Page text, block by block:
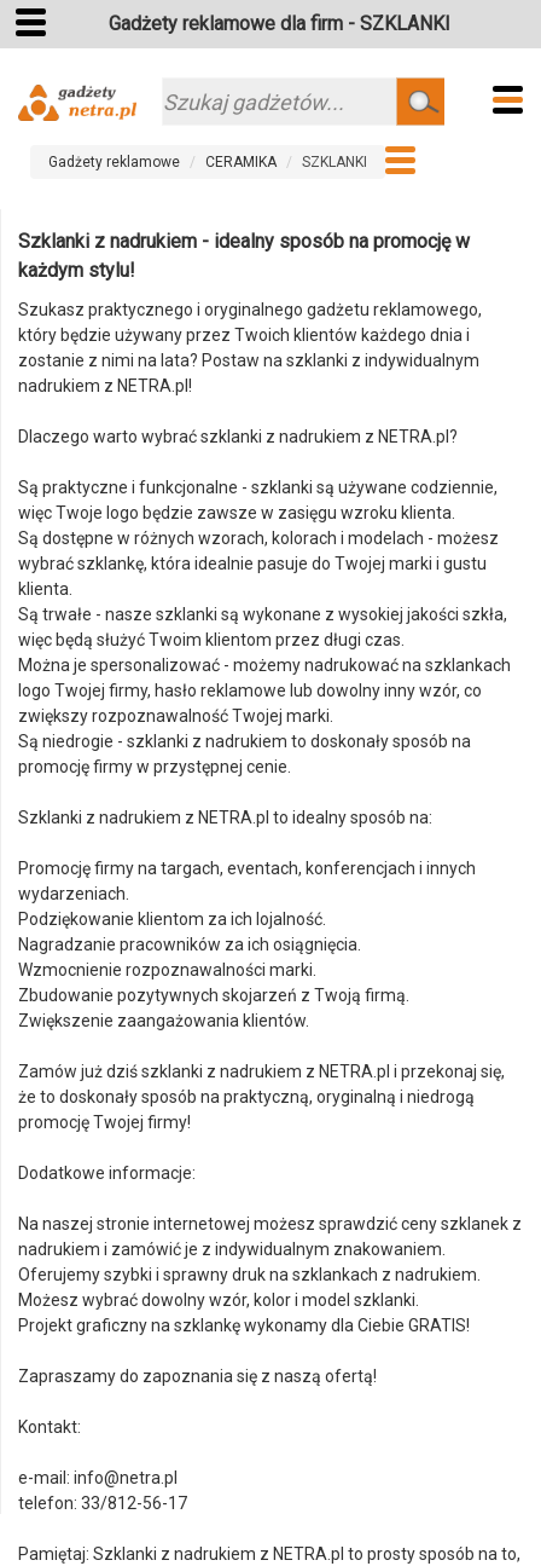
Gadżety reklamowe dla firm - SZKLANKI
Szukaj
Gadżety reklamowe CERAMIKA SZKLANKI
Szklanki z nadrukiem - idealny sposób na promocję w
każdym stylu!
Szukasz praktycznego i oryginalnego gadżetu reklamowego,
który będzie używany przez Twoich klientów każdego dnia i
zostanie z nimi na lata? Postaw na szklanki z indywidualnym
nadrukiem z NETRA.pl!
Dlaczego warto wybrać szklanki z nadrukiem z NETRA.pl?
Są praktyczne i funkcjonalne - szklanki są używane codziennie,
więc Twoje logo będzie zawsze w zasięgu wzroku klienta.
Są dostępne w różnych wzorach, kolorach i modelach - możesz
wybrać szklankę, która idealnie pasuje do Twojej marki i gustu
klienta.
Są trwałe - nasze szklanki są wykonane z wysokiej jakości szkła,
więc będą służyć Twoim klientom przez długi czas.
Można je spersonalizować - możemy nadrukować na szklankach
logo Twojej firmy, hasło reklamowe lub dowolny inny wzór, co
zwiększy rozpoznawalność Twojej marki.
Są niedrogie - szklanki z nadrukiem to doskonały sposób na
promocję firmy w przystępnej cenie.
Szklanki z nadrukiem z NETRA.pl to idealny sposób na:
Promocję firmy na targach, eventach, konferencjach i innych
wydarzeniach.
Podziękowanie klientom za ich lojalność.
Nagradzanie pracowników za ich osiągnięcia.
Wzmocnienie rozpoznawalności marki.
Zbudowanie pozytywnych skojarzeń z Twoją firmą.
Zwiększenie zaangażowania klientów.
Zamów już dziś szklanki z nadrukiem z NETRA.pl i przekonaj się,
że to doskonały sposób na praktyczną, oryginalną i niedrogą
promocję Twojej firmy!
Dodatkowe informacje:
Na naszej stronie internetowej możesz sprawdzić ceny szklanek z
nadrukiem i zamówić je z indywidualnym znakowaniem.
Oferujemy szybki i sprawny druk na szklankach z nadrukiem.
Możesz wybrać dowolny wzór, kolor i model szklanki.
Projekt graficzny na szklankę wykonamy dla Ciebie GRATIS!
Zapraszamy do zapoznania się z naszą ofertą!
Kontakt:
e-mail: info@netra.pl
telefon: 33/812-56-17
Pamiętaj: Szklanki z nadrukiem z NETRA.pl to prosty sposób na to,